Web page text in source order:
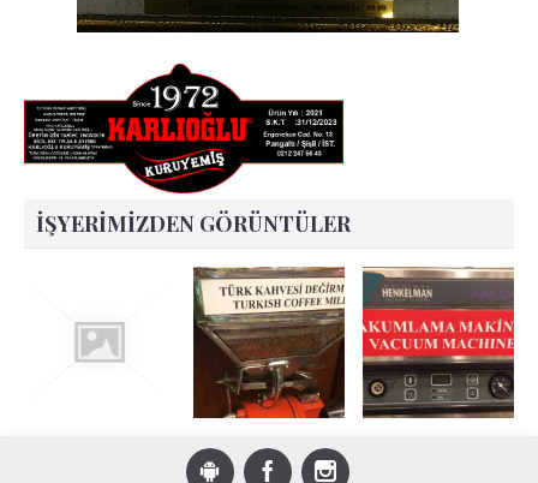
İŞYERIMIZDEN GÖRÜNTÜLER